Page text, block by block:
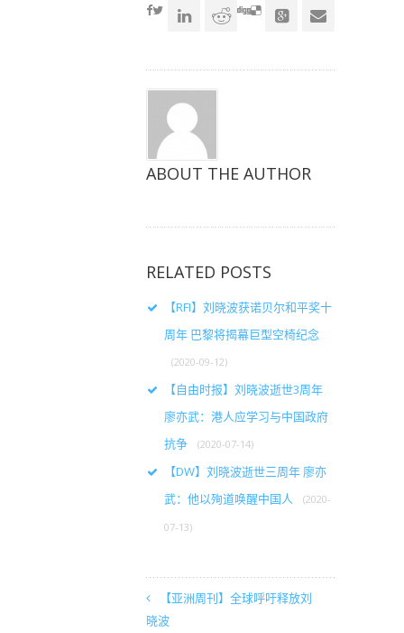
窗
口 口
窗
口
ABOUT THE AUTHOR
RELATED POSTS
【RFI】刘晓波获诺贝尔和平奖十
周年 巴黎将揭幕巨型空椅纪念
(2020-09-12)
【自由时报】刘晓波逝世3周年
廖亦武：港人应学习与中国政府
抗争
(2020-07-14)
【DW】刘晓波逝世三周年 廖亦
武：他以殉道唤醒中国人
(2020-
07-13)
【亚洲周刊】全球呼吁释放刘
晓波